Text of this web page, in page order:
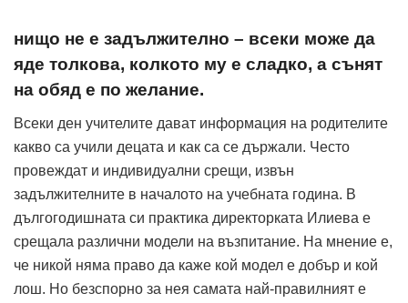
нищо не е задължително – всеки може да
яде толкова, колкото му е сладко, а сънят
на обяд е по желание.
Всеки ден учителите дават информация на родителите
какво са учили децата и как са се държали. Често
провеждат и индивидуални срещи, извън
задължителните в началото на учебната година. В
дългогодишната си практика директорката Илиева е
срещала различни модели на възпитание. На мнение е,
че никой няма право да каже кой модел е добър и кой
лош. Но безспорно за нея самата най-правилният е